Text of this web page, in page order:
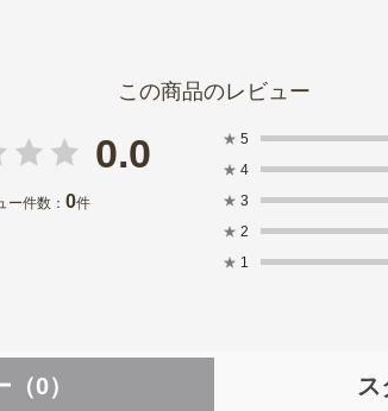
0.0
ー件数： 0件
★ 5
★ 4
★ 3
★ 2
★ 1
（0） ス